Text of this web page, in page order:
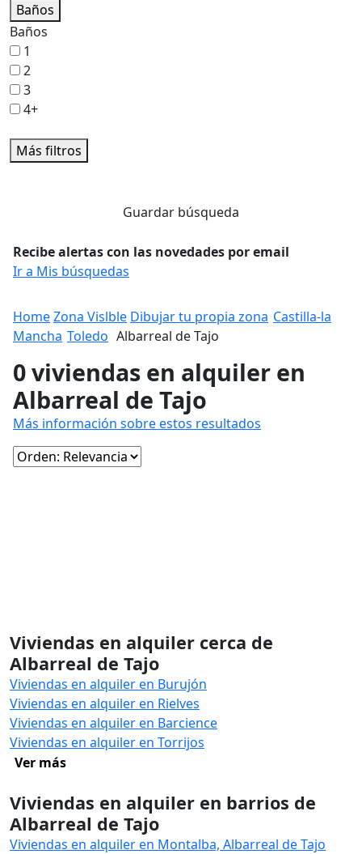
Baños
Baños
1
2
3
4+
Más filtros
Guardar búsqueda
Recibe alertas con las novedades por email
Ir a Mis búsquedas
HomeZona Vislble Dibujar tu propia zona Castilla-la
Mancha Toledo Albarreal de Tajo
0 viviendas en alquiler en
Albarreal de Tajo
Más información sobre estos resultados
Viviendas en alquiler cerca de
Albarreal de Tajo
Viviendas en alquiler en Burujón
Viviendas en alquiler en Rielves
Viviendas en alquiler en Barcience
Viviendas en alquiler en Torrijos
Ver más
Viviendas en alquiler en barrios de
Albarreal de Tajo
Viviendas en alquiler en Montalba, Albarreal de Tajo